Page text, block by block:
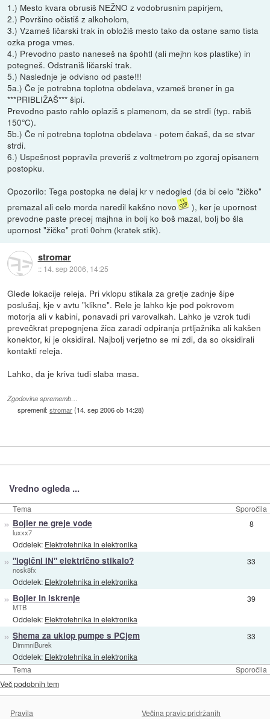
1.) Mesto kvara obrusiš NEŽNO z vodobrusnim papirjem,
2.) Površino očistiš z alkoholom,
3.) Vzameš ličarski trak in obložiš mesto tako da ostane samo tista
ozka proga vmes.
4.) Prevodno pasto naneseš na špohtl (ali mejhn kos plastike) in
potegneš. Odstraniš ličarski trak.
5.) Naslednje je odvisno od paste!!!
5a.) Če je potrebna toplotna obdelava, vzameš brener in ga
***PRIBLIŽAŠ*** šipi.
Prevodno pasto rahlo oplaziš s plamenom, da se strdi (typ. rabiš
150°C).
5b.) Če ni potrebna toplotna obdelava - potem čakaš, da se stvar
strdi.
6.) Uspešnost popravila preveriš z voltmetrom po zgoraj opisanem
postopku.
Opozorilo: Tega postopka ne delaj kr v nedogled (da bi celo "žičko"
premazal ali celo morda naredil kakšno novo
), ker je upornost
prevodne paste precej majhna in bolj ko boš mazal, bolj bo šla
upornost "žičke" proti 0ohm (kratek stik).
stromar
:: 14. sep 2006, 14:25
Glede lokacije releja. Pri vklopu stikala za gretje zadnje šipe
poslušaj, kje v avtu "klikne". Rele je lahko kje pod pokrovom
motorja ali v kabini, ponavadi pri varovalkah. Lahko je vzrok tudi
prevečkrat prepognjena žica zaradi odpiranja prtljažnika ali kakšen
konektor, ki je oksidiral. Najbolj verjetno se mi zdi, da so oksidirali
kontakti releja.
Lahko, da je kriva tudi slaba masa.
Zgodovina sprememb…
spremenil:stromar(14. sep 2006 ob 14:28)
Vredno ogleda ...
Tema Sporočila
Tema Sporočila
» Bojler ne greje vode
luxxx7
Oddelek: Elektrotehnika in elektronika
8
» "logični IN" električno stikalo?
nosk8fx
Oddelek: Elektrotehnika in elektronika
33
» Bojler in iskrenje
MTB
Oddelek: Elektrotehnika in elektronika
39
» Shema za uklop pumpe s PCjem
DimmniBurek
Oddelek: Elektrotehnika in elektronika
33
Več podobnih tem
Pravila Večina pravic pridržanih